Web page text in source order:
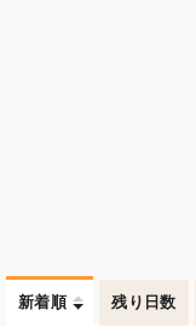
新着順 残り日数